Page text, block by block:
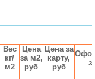
Вес
кг/
м2
Цена
за м2,
руб
Цена за
карту,
руб